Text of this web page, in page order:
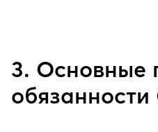
3. Основные